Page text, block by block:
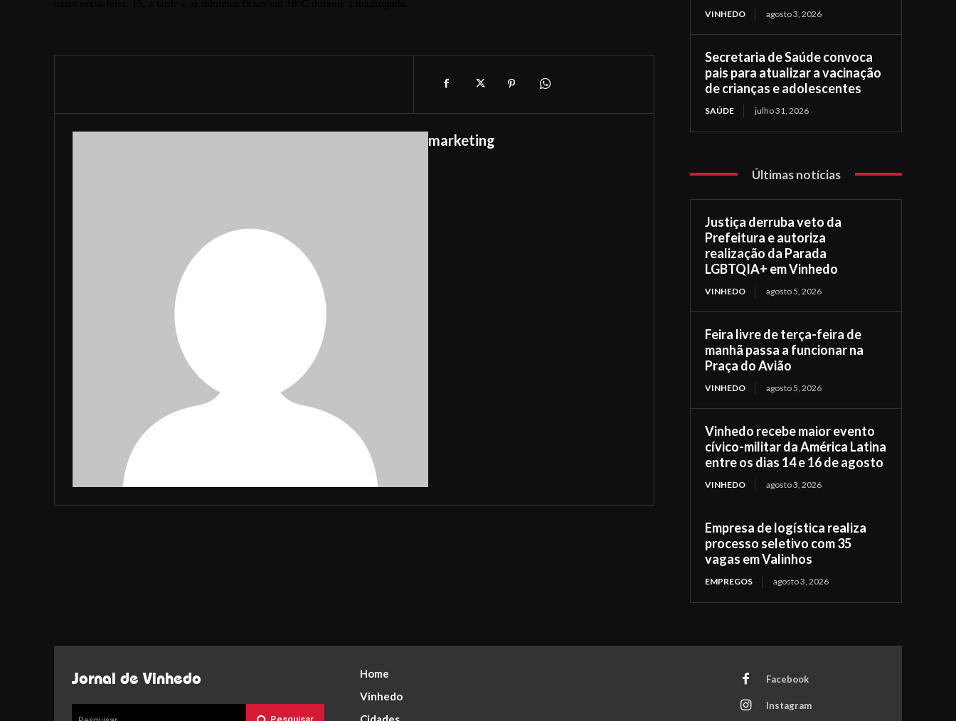
marketing
VINHEDO agosto 3, 2026
Secretaria de Saúde convoca
pais para atualizar a vacinação
de crianças e adolescentes
SAÚDE julho 31, 2026
Últimas notícias
Justiça derruba veto da
Prefeitura e autoriza
realização da Parada
LGBTQIA+ em Vinhedo
VINHEDO agosto 5, 2026
Feira livre de terça-feira de
manhã passa a funcionar na
Praça do Avião
VINHEDO agosto 5, 2026
Vinhedo recebe maior evento
cívico-militar da América Latina
entre os dias 14 e 16 de agosto
VINHEDO agosto 3, 2026
Empresa de logística realiza
processo seletivo com 35
vagas em Valinhos
EMPREGOS agosto 3, 2026
Jornal de Vinhedo
Home
Vinhedo
Facebook
Instagram